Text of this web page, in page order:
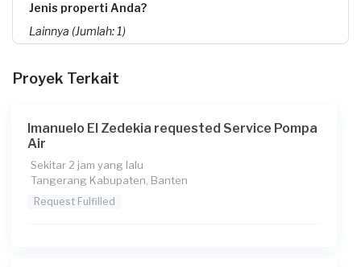
Jenis properti Anda?
Lainnya (Jumlah: 1)
10-12-2025
16:00
Berapa budget total untuk layanan ini?
Rp75.000 + Rp11.000 (biaya layanan) + Rp3.850 (biaya
Transaksi)
Proyek Terkait
Imanuelo El Zedekia requested Service Pompa
Air
Sekitar 2 jam yang lalu
Tangerang Kabupaten, Banten
Request Fulfilled